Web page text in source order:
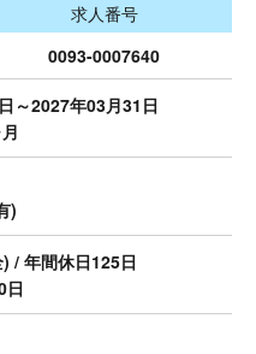
求人番号
0093-0007640
～2027年03月31日
)
/ 年間休日125日
日